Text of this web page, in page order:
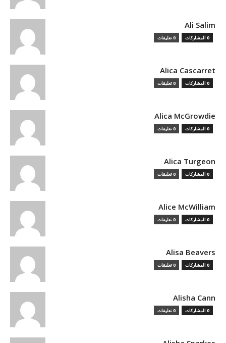
Ali Salim
0 المشاركات 0 تعليقات
Alica Cascarret
0 المشاركات 0 تعليقات
Alica McGrowdie
0 المشاركات 0 تعليقات
Alica Turgeon
0 المشاركات 0 تعليقات
Alice McWilliam
0 المشاركات 0 تعليقات
Alisa Beavers
0 المشاركات 0 تعليقات
Alisha Cann
0 المشاركات 0 تعليقات